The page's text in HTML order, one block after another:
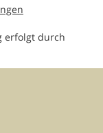
erfolgt durch